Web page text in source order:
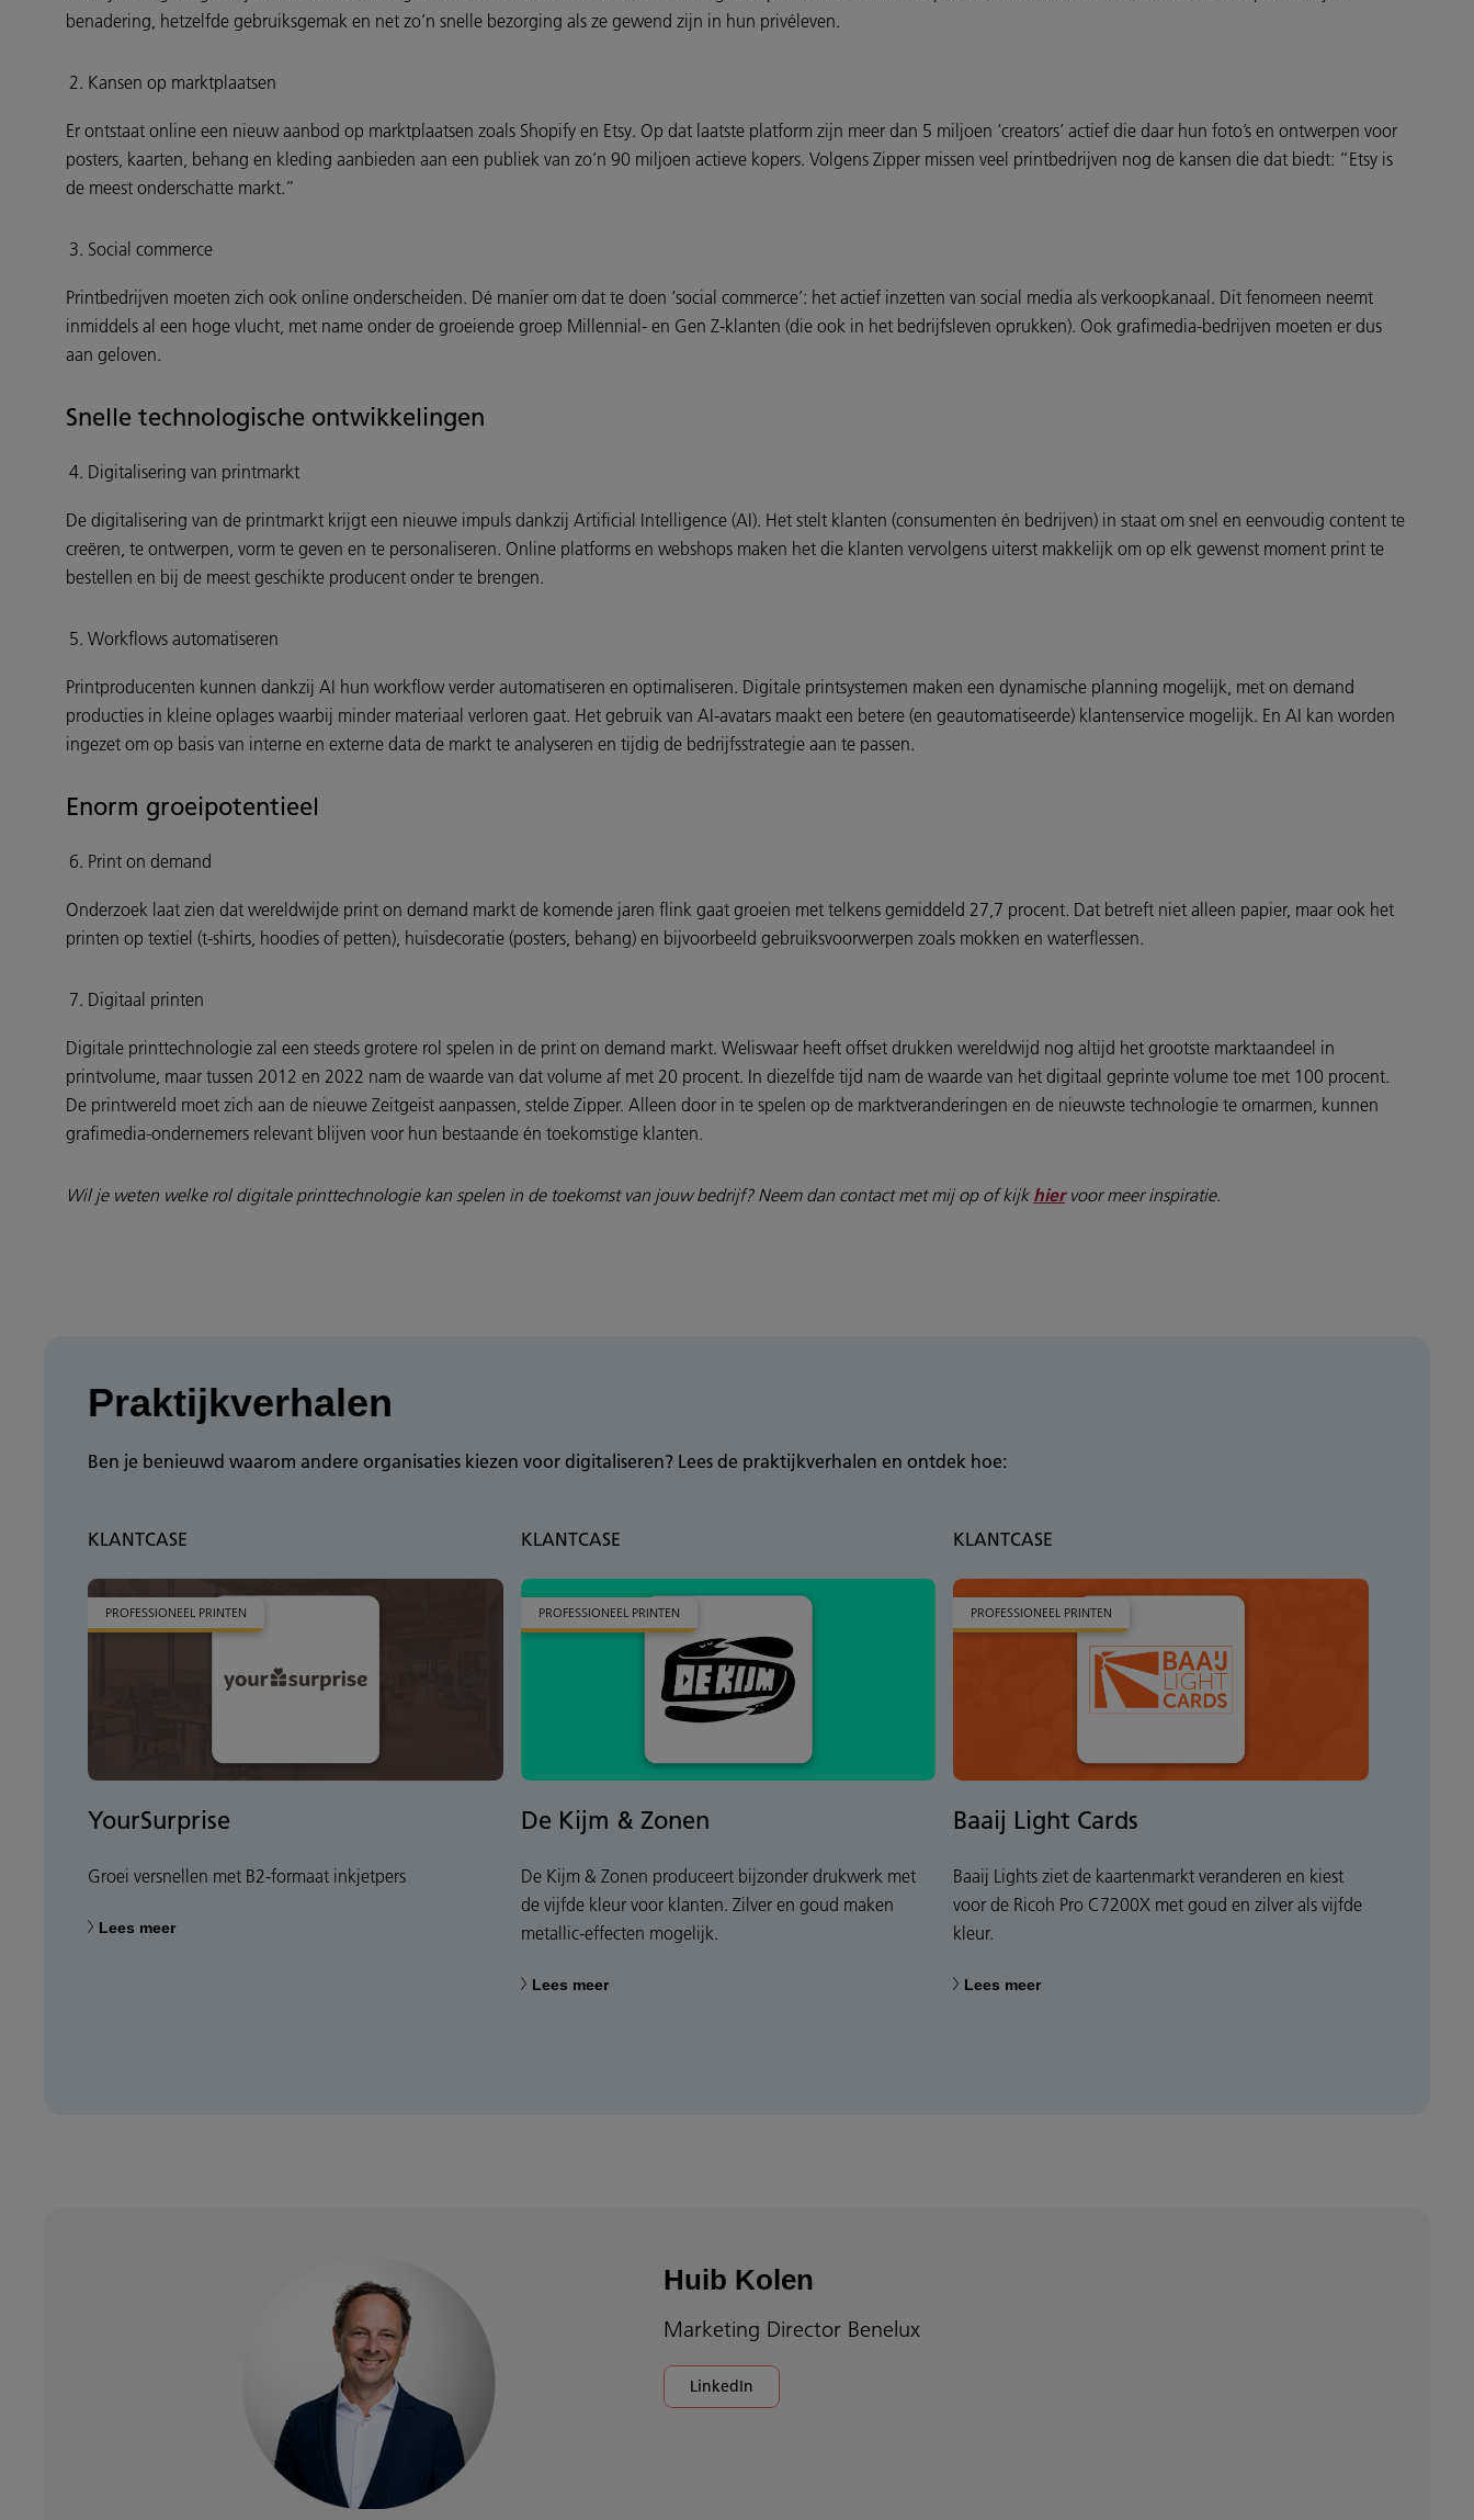
benadering, hetzelfde gebruiksgemak en net zo’n snelle bezorging als ze gewend zijn in hun privéleven.
Kansen op marktplaatsen
Er ontstaat online een nieuw aanbod op marktplaatsen zoals Shopify en Etsy. Op dat laatste platform zijn meer dan 5 miljoen ‘creators’ actief die daar hun foto’s en ontwerpen voor
posters, kaarten, behang en kleding aanbieden aan een publiek van zo’n 90 miljoen actieve kopers. Volgens Zipper missen veel printbedrijven nog de kansen die dat biedt: “Etsy is
de meest onderschatte markt.”
Social commerce
Printbedrijven moeten zich ook online onderscheiden. Dé manier om dat te doen ‘social commerce’: het actief inzetten van social media als verkoopkanaal. Dit fenomeen neemt
inmiddels al een hoge vlucht, met name onder de groeiende groep Millennial- en Gen Z-klanten (die ook in het bedrijfsleven oprukken). Ook grafimedia-bedrijven moeten er dus
aan geloven.
Snelle technologische ontwikkelingen
Digitalisering van printmarkt
De digitalisering van de printmarkt krijgt een nieuwe impuls dankzij Artificial Intelligence (AI). Het stelt klanten (consumenten én bedrijven) in staat om snel en eenvoudig content te
creëren, te ontwerpen, vorm te geven en te personaliseren. Online platforms en webshops maken het die klanten vervolgens uiterst makkelijk om op elk gewenst moment print te
bestellen en bij de meest geschikte producent onder te brengen.
Workflows automatiseren
Printproducenten kunnen dankzij AI hun workflow verder automatiseren en optimaliseren. Digitale printsystemen maken een dynamische planning mogelijk, met on demand
producties in kleine oplages waarbij minder materiaal verloren gaat. Het gebruik van AI-avatars maakt een betere (en geautomatiseerde) klantenservice mogelijk. En AI kan worden
ingezet om op basis van interne en externe data de markt te analyseren en tijdig de bedrijfsstrategie aan te passen.
Enorm groeipotentieel
Print on demand
Onderzoek laat zien dat wereldwijde print on demand markt de komende jaren flink gaat groeien met telkens gemiddeld 27,7 procent. Dat betreft niet alleen papier, maar ook het
printen op textiel (t-shirts, hoodies of petten), huisdecoratie (posters, behang) en bijvoorbeeld gebruiksvoorwerpen zoals mokken en waterflessen.
Digitaal printen
Digitale printtechnologie zal een steeds grotere rol spelen in de print on demand markt. Weliswaar heeft offset drukken wereldwijd nog altijd het grootste marktaandeel in
printvolume, maar tussen 2012 en 2022 nam de waarde van dat volume af met 20 procent. In diezelfde tijd nam de waarde van het digitaal geprinte volume toe met 100 procent.
De printwereld moet zich aan de nieuwe Zeitgeist aanpassen, stelde Zipper. Alleen door in te spelen op de marktveranderingen en de nieuwste technologie te omarmen, kunnen
grafimedia-ondernemers relevant blijven voor hun bestaande én toekomstige klanten.
Wil je weten welke rol digitale printtechnologie kan spelen in de toekomst van jouw bedrijf? Neem dan contact met mij op of kijk hiervoor meer inspiratie.
Praktijkverhalen
Ben je benieuwd waarom andere organisaties kiezen voor digitaliseren? Lees de praktijkverhalen en ontdek hoe:
KLANTCASE
PROFESSIONEEL PRINTEN
YourSurprise
Groei versnellen met B2-formaat inkjetpers
Lees meer
KLANTCASE
PROFESSIONEEL PRINTEN
De Kijm & Zonen
De Kijm & Zonen produceert bijzonder drukwerk met
de vijfde kleur voor klanten. Zilver en goud maken
metallic-effecten mogelijk.
Lees meer
KLANTCASE
PROFESSIONEEL PRINTEN
Baaij Light Cards
Baaij Lights ziet de kaartenmarkt veranderen en kiest
voor de Ricoh Pro C7200X met goud en zilver als vijfde
kleur.
Lees meer
Huib Kolen
Marketing Director Benelux
LinkedIn